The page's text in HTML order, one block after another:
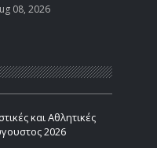
08, 2026
και Αθλητικές
2026